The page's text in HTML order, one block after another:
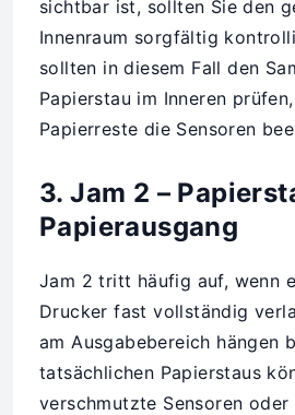
sichtbar ist, sollten Sie den
Innenraum sorgfältig
sollten in diesem Fall den
Papierstau im Inneren
Papierreste die Sensoren
3. Jam 2 –
Papierausgang
Jam 2 tritt häufig auf, wenn
Drucker fast vollständig
am Ausgabebereich hängen
tatsächlichen Papierstaus
verschmutzte Sensoren oder